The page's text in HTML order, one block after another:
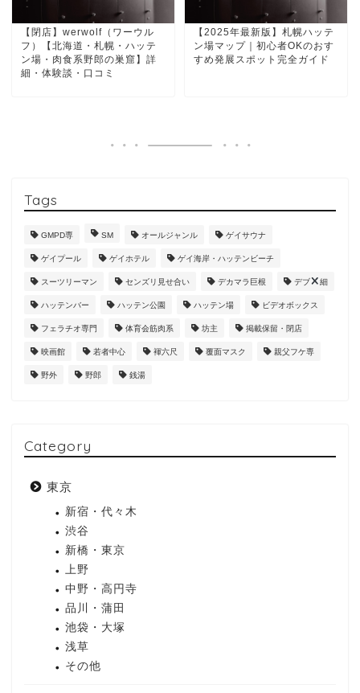
【閉店】werwolf（ワーウル
フ）【北海道・札幌・ハッテ
ン場・肉食系野郎の巣窟】詳
細・体験談・口コミ
【2025年最新版】札幌ハッテ
ン場マップ｜初心者OKのおす
すめ発展スポット完全ガイド
Tags
GMPD専 SM オールジャンル ゲイサウナ
ゲイプール ゲイホテル ゲイ海岸・ハッテンビーチ
スーツリーマン センズリ見せ合い デカマラ巨根 デブ 細
ハッテンバー ハッテン公園 ハッテン場 ビデオボックス
フェラチオ専門 体育会筋肉系 坊主 掲載保留・閉店
映画館 若者中心 褌六尺 覆面マスク 親父フケ専
野外 野郎 銭湯
Category
東京
新宿・代々木
渋谷
新橋・東京
上野
中野・高円寺
品川・蒲田
池袋・大塚
浅草
その他